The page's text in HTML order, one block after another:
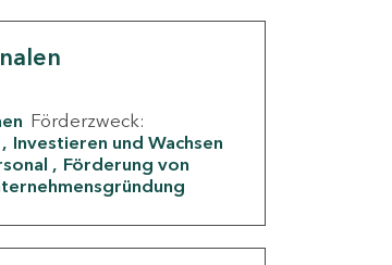
Förderzweck:
Investieren und Wachsen
Förderung von